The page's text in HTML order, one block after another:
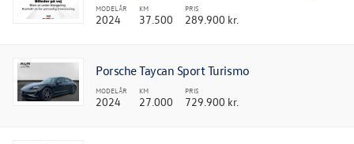
MODELÅR
2024
KM
37.500
PRIS
289.900 kr.
Porsche Taycan Sport Turismo
MODELÅR
2024
KM
27.000
PRIS
729.900 kr.